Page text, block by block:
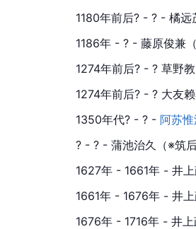
1180年前后? - ? - 橘
1186年 - ? - 藤原俊兼
1274年前后? - ? 草野
1274年前后? - ? 大友
1350年代? - ? - 阿苏
? - ? - 蒲池治久（※筑
1627年 - 1661年 - 井
1661年 - 1676年 - 井
1676年 - 1716年 - 井